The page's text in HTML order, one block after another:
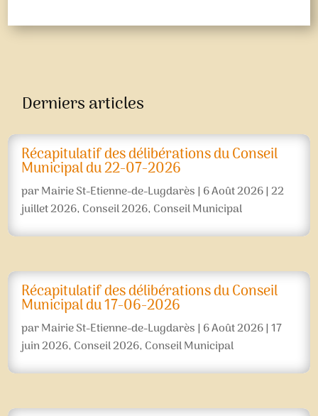
Derniers articles
Récapitulatif des délibérations du Conseil
Municipal du 22-07-2026
parMairie St-Etienne-de-Lugdarès| 6 Août 2026|22
juillet 2026, Conseil 2026, Conseil Municipal
Récapitulatif des délibérations du Conseil
Municipal du 17-06-2026
parMairie St-Etienne-de-Lugdarès| 6 Août 2026|17
juin 2026, Conseil 2026, Conseil Municipal